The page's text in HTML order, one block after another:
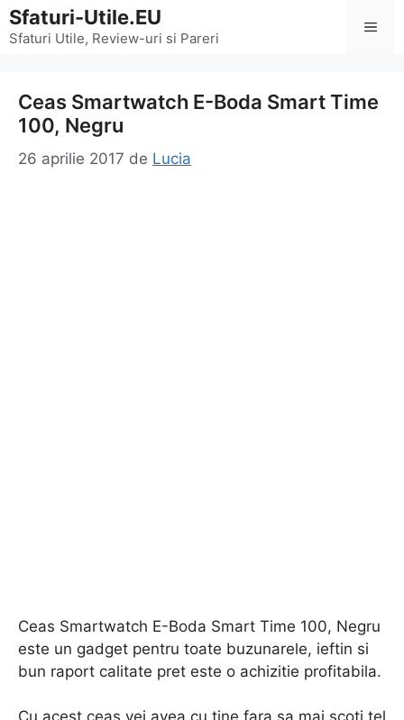
Sari
la
Sfaturi-Utile.EU
Sfaturi Utile, Review-uri si Pareri
Ceas Smartwatch E-Boda Smart Time
100, Negru
26 aprilie 2017 de Lucia
Ceas Smartwatch E-Boda Smart Time 100, Negru
este un gadget pentru toate buzunarele, ieftin si
bun raport calitate pret este o achizitie profitabila.
Cu acest ceas vei avea cu tine fara sa mai scoti tel